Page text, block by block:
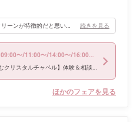
大きなシャンデリアと、大きなスクリーンが特徴的だと思います。高砂に段差がなく、ゲストが集まりやすいのもポイントです。 続きを見る
09:00〜/11:00〜/14:00〜/16:00〜/18:00〜
お盆開催◎【水辺に佇むクリスタルチャペル】体験＆相談フェア
ほかのフェアを見る